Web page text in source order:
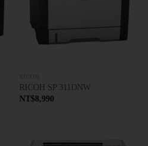
RICOH SP 311DNW
NT$8,990